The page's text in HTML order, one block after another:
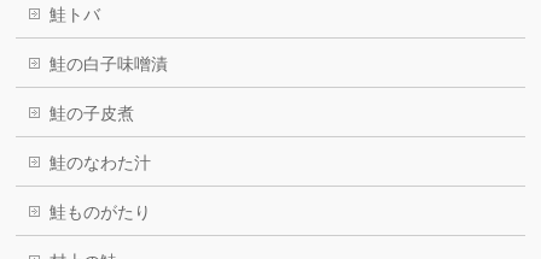
鮭トバ
鮭の白子味噌漬
鮭の子皮煮
鮭のなわた汁
鮭ものがたり